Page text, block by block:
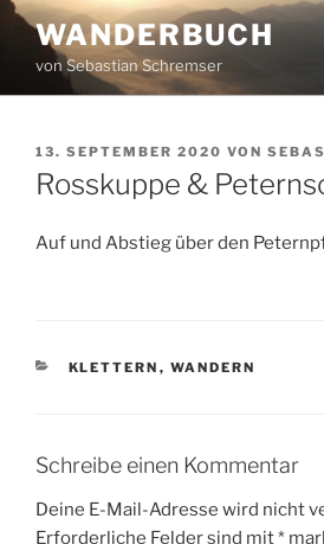
Zum
Inhalt
springen
WANDERBUCH
von Sebastian Schremser
VERÖFFENTLICHT
AM
13. SEPTEMBER 2020 VON
Rosskuppe &
Auf und Abstieg über den
KATEGORIEN
KLETTERN , WANDERN
Schreibe einen Kommentar
Deine E-Mail-Adresse wird nicht
Erforderliche Felder sind mit*